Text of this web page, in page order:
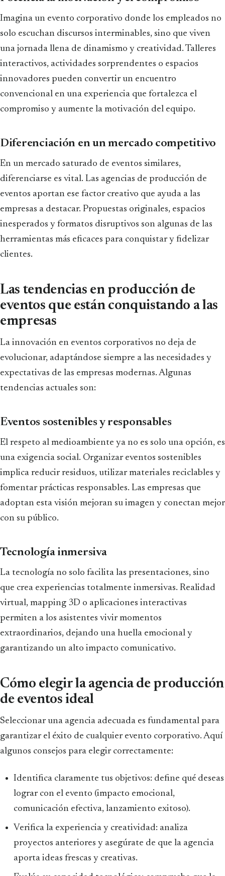
Imagina un evento corporativo donde los empleados no
solo escuchan discursos interminables, sino que viven
una jornada llena de dinamismo y creatividad. Talleres
interactivos, actividades sorprendentes o espacios
innovadores pueden convertir un encuentro
convencional en una experiencia que fortalezca el
compromiso y aumente la motivación del equipo.
Diferenciación en un mercado competitivo
En un mercado saturado de eventos similares,
diferenciarse es vital. Las agencias de producción de
eventos aportan ese factor creativo que ayuda a las
empresas a destacar. Propuestas originales, espacios
inesperados y formatos disruptivos son algunas de las
herramientas más eficaces para conquistar y fidelizar
clientes.
Las tendencias en producción de
eventos que están conquistando a las
empresas
La innovación en eventos corporativos no deja de
evolucionar, adaptándose siempre a las necesidades y
expectativas de las empresas modernas. Algunas
tendencias actuales son:
Eventos sostenibles y responsables
El respeto al medioambiente ya no es solo una opción, es
una exigencia social. Organizar eventos sostenibles
implica reducir residuos, utilizar materiales reciclables y
fomentar prácticas responsables. Las empresas que
adoptan esta visión mejoran su imagen y conectan mejor
con su público.
Tecnología inmersiva
La tecnología no solo facilita las presentaciones, sino
que crea experiencias totalmente inmersivas. Realidad
virtual, mapping 3D o aplicaciones interactivas
permiten a los asistentes vivir momentos
extraordinarios, dejando una huella emocional y
garantizando un alto impacto comunicativo.
Cómo elegir la agencia de producción
de eventos ideal
Seleccionar una agencia adecuada es fundamental para
garantizar el éxito de cualquier evento corporativo. Aquí
algunos consejos para elegir correctamente:
Identifica claramente tus objetivos: define qué deseas
lograr con el evento (impacto emocional,
comunicación efectiva, lanzamiento exitoso).
Verifica la experiencia y creatividad: analiza
proyectos anteriores y asegúrate de que la agencia
aporta ideas frescas y creativas.